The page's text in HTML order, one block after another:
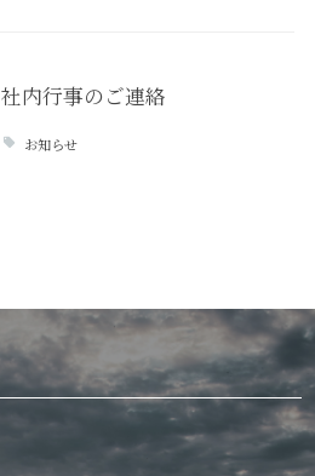
社内行事のご連絡
お知らせ